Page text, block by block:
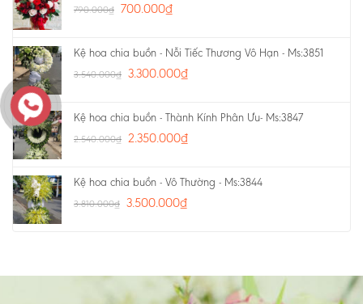
790.000₫ 700.000₫
Kệ hoa chia buồn - Nỗi Tiếc Thương Vô Hạn - Ms:3851
3.540.000₫ 3.300.000₫
Kệ hoa chia buồn - Thành Kính Phân Ưu- Ms:3847
2.540.000₫ 2.350.000₫
Kệ hoa chia buồn - Vô Thường - Ms:3844
3.810.000₫ 3.500.000₫